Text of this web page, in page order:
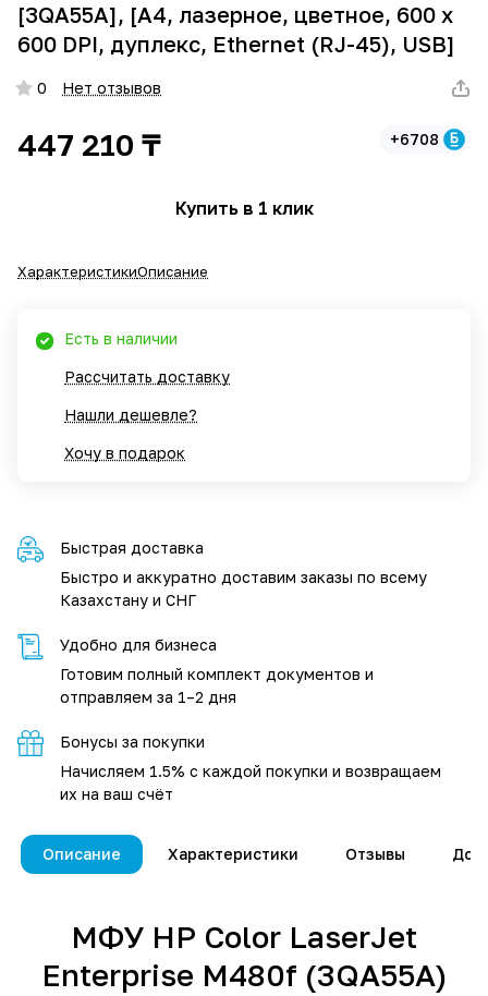
[3QA55A], [A4, лазерное, цветное, 600 x
600 DPI, дуплекс, Ethernet (RJ-45), USB]
0 Нет отзывов
447 210 ₸ +6708
Купить в 1 клик
ХарактеристикиОписание
Есть в наличии
Рассчитать доставку
Нашли дешевле?
Хочу в подарок
Быстрая доставка
Быстро и аккуратно доставим заказы по всему
Казахстану и СНГ
Удобно для бизнеса
Готовим полный комплект документов и
отправляем за 1–2 дня
Бонусы за покупки
Начисляем 1.5% с каждой покупки и возвращаем
их на ваш счёт
Описание Характеристики Отзывы
МФУ HP Color LaserJet
Enterprise M480f (3QA55A)